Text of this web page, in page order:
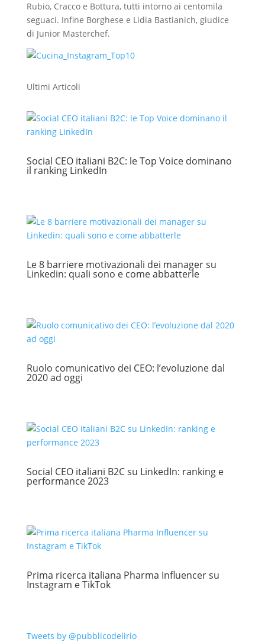
Rubio, Cracco e Bottura, tutti intorno ai centomila
seguaci. Infine Borghese e Lidia Bastianich, giudice
di Junior Masterchef.
Ultimi Articoli
Social CEO italiani B2C: le Top Voice dominano
il ranking LinkedIn
Le 8 barriere motivazionali dei manager su
Linkedin: quali sono e come abbatterle
Ruolo comunicativo dei CEO: l’evoluzione dal
2020 ad oggi
Social CEO italiani B2C su LinkedIn: ranking e
performance 2023
Prima ricerca italiana Pharma Influencer su
Instagram e TikTok
Tweets by @pubblicodelirio